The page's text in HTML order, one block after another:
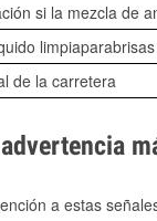
si la mezcla de
de la carretera
a estas